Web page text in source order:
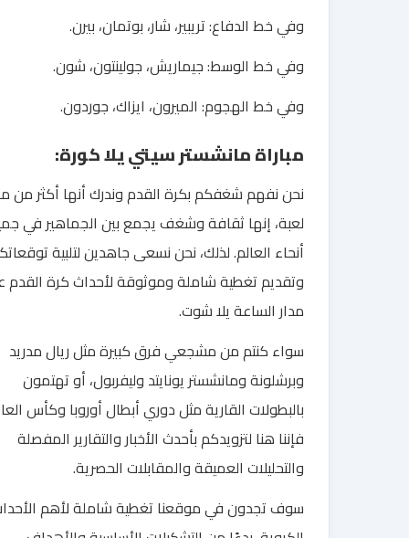
وفي خط الدفاع: تريبير، شار، بوتمان، بيرن.
وفي خط الوسط: جيماريش، جولينتون، شون.
وفي خط الهجوم: الميرون، ايزاك، جوردون.
مباراة مانشستر سيتي يلا كورة:
نحن نفهم شغفكم بكرة القدم وندرك أنها أكثر من
لعبة، إنها ثقافة وشغف يجمع بين الجماهير في
أنحاء العالم. لذلك، نحن نسعى جاهدين لتلبية
وتقديم تغطية شاملة وموثوقة لأحداث كرة القدم
مدار الساعة يلا شوت.
سواء كنتم من مشجعي فرق كبيرة مثل ريال مدريد
وبرشلونة ومانشستر يونايتد وليفربول، أو تهتمون
بالبطولات القارية مثل دوري أبطال أوروبا وكأس
فإننا هنا لتزويدكم بأحدث الأخبار والتقارير المفصلة
والتحليلات العميقة والمقابلات الحصرية.
سوف تجدون في موقعنا تغطية شاملة لأهم